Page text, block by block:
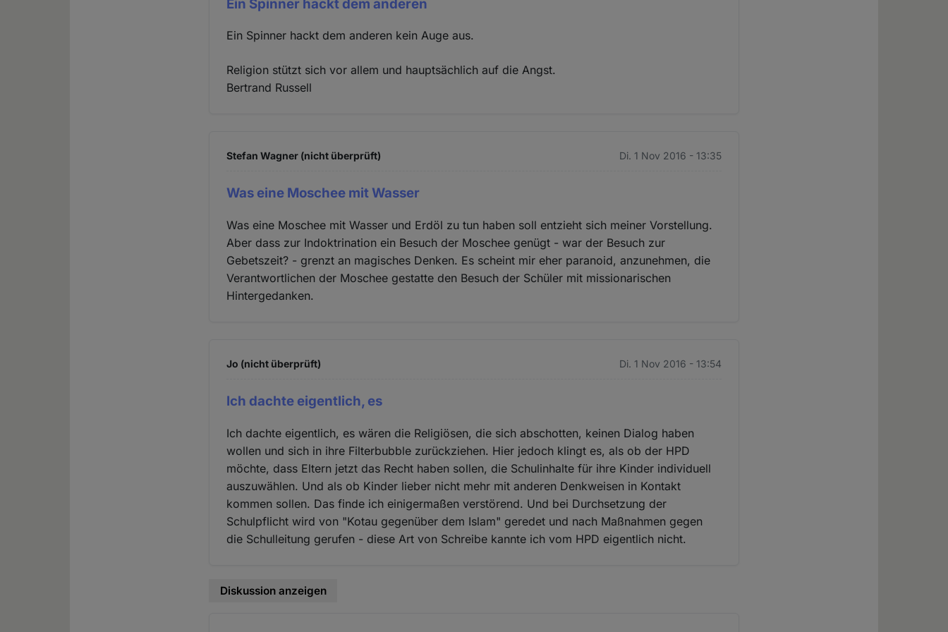
Ein Spinner hackt dem anderen
Ein Spinner hackt dem anderen kein Auge aus.
Religion stützt sich vor allem und hauptsächlich auf die Angst.
Bertrand Russell
Stefan Wagner (nicht überprüft) Di. 1 Nov 2016 - 13:35
Was eine Moschee mit Wasser
Was eine Moschee mit Wasser und Erdöl zu tun haben soll entzieht sich meiner Vorstellung.
Aber dass zur Indoktrination ein Besuch der Moschee genügt - war der Besuch zur
Gebetszeit? - grenzt an magisches Denken. Es scheint mir eher paranoid, anzunehmen, die
Verantwortlichen der Moschee gestatte den Besuch der Schüler mit missionarischen
Hintergedanken.
Jo (nicht überprüft) Di. 1 Nov 2016 - 13:54
Ich dachte eigentlich, es
Ich dachte eigentlich, es wären die Religiösen, die sich abschotten, keinen Dialog haben
wollen und sich in ihre Filterbubble zurückziehen. Hier jedoch klingt es, als ob der HPD
möchte, dass Eltern jetzt das Recht haben sollen, die Schulinhalte für ihre Kinder individuell
auszuwählen. Und als ob Kinder lieber nicht mehr mit anderen Denkweisen in Kontakt
kommen sollen. Das finde ich einigermaßen verstörend. Und bei Durchsetzung der
Schulpflicht wird von "Kotau gegenüber dem Islam" geredet und nach Maßnahmen gegen
die Schulleitung gerufen - diese Art von Schreibe kannte ich vom HPD eigentlich nicht.
Diskussion anzeigen